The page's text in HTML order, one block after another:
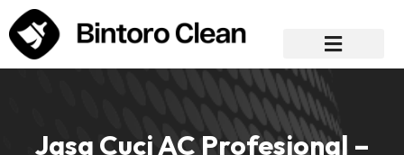
Jasa Cuci AC Profesional –